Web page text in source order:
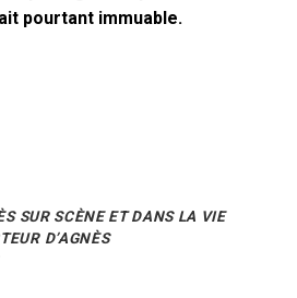
pourtant immuable.
SUR SCÈNE ET DANS LA VIE
D’AGNÈS